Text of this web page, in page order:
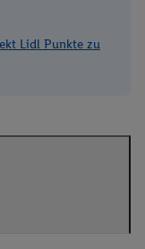
Lidl Punkte zu